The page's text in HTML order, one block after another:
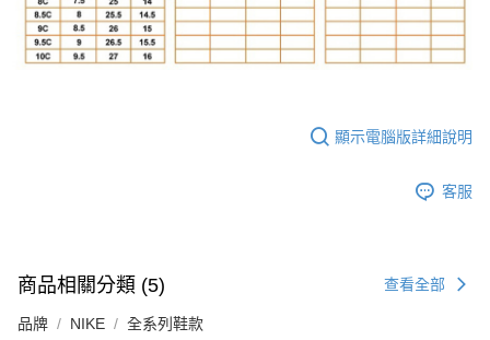
顯示電腦版詳細說明
客服
商品相關分類 (5) 查看全部
品牌 NIKE 全系列鞋款